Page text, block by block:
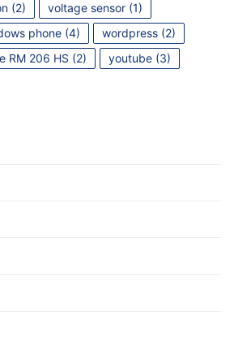
(2) voltage sensor (1)
phone (4) wordpress (2)
RM 206 HS (2) youtube (3)